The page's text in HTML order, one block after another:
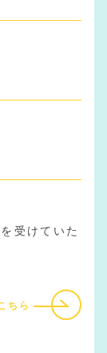
受けていた
ちら